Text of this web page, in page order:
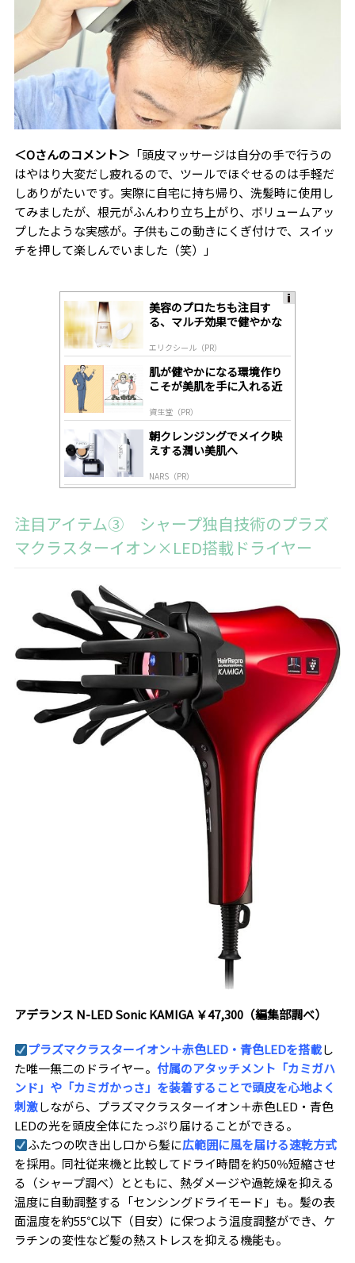
＜Oさんのコメント＞ 「頭皮マッサージは自分の手で行うの
はやはり大変だし疲れるので、ツールでほぐせるのは手軽だ
しありがたいです。実際に自宅に持ち帰り、洗髪時に使用し
てみましたが、根元がふんわり立ち上がり、ボリュームアッ
プしたような実感が。子供もこの動きにくぎ付けで、スイッ
チを押して楽しんでいました（笑）」
美容のプロたちも注目す
る、マルチ効果で健やかな
エリクシール（PR）
肌が健やかになる環境作り
こそが美肌を手に入れる近
資生堂（PR）
朝クレンジングでメイク映
えする潤い美肌へ
NARS（PR）
注目アイテム③ シャープ独自技術のプラズ
マクラスターイオン×LED搭載ドライヤー
アデランス N-LED Sonic KAMIGA ￥47,300（編集部調べ）
プラズマクラスターイオン＋赤色LED・青色LEDを搭載し
た唯一無二のドライヤー。 付属のアタッチメント「カミガハ
ンド」や「カミガかっさ」を装着することで頭皮を心地よく
刺激しながら、プラズマクラスターイオン＋赤色LED・青色
LEDの光を頭皮全体にたっぷり届けることができる。
ふたつの吹き出し口から髪に広範囲に風を届ける速乾方式
を採用。同社従来機と比較してドライ時間を約50％短縮させ
る（シャープ調べ）とともに、熱ダメージや過乾燥を抑える
温度に自動調整する「センシングドライモード」も。髪の表
面温度を約55℃以下（目安）に保つよう温度調整ができ、ケ
ラチンの変性など髪の熱ストレスを抑える機能も。